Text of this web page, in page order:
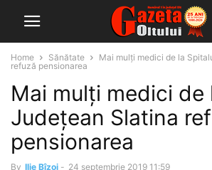
Home Sănătate
Mai mulți medici de la
refuză pensionarea
Mai mulți medici de
Județean Slatina
pensionarea
By Ilie Bîzoi - 24 septembrie 2019 11:59